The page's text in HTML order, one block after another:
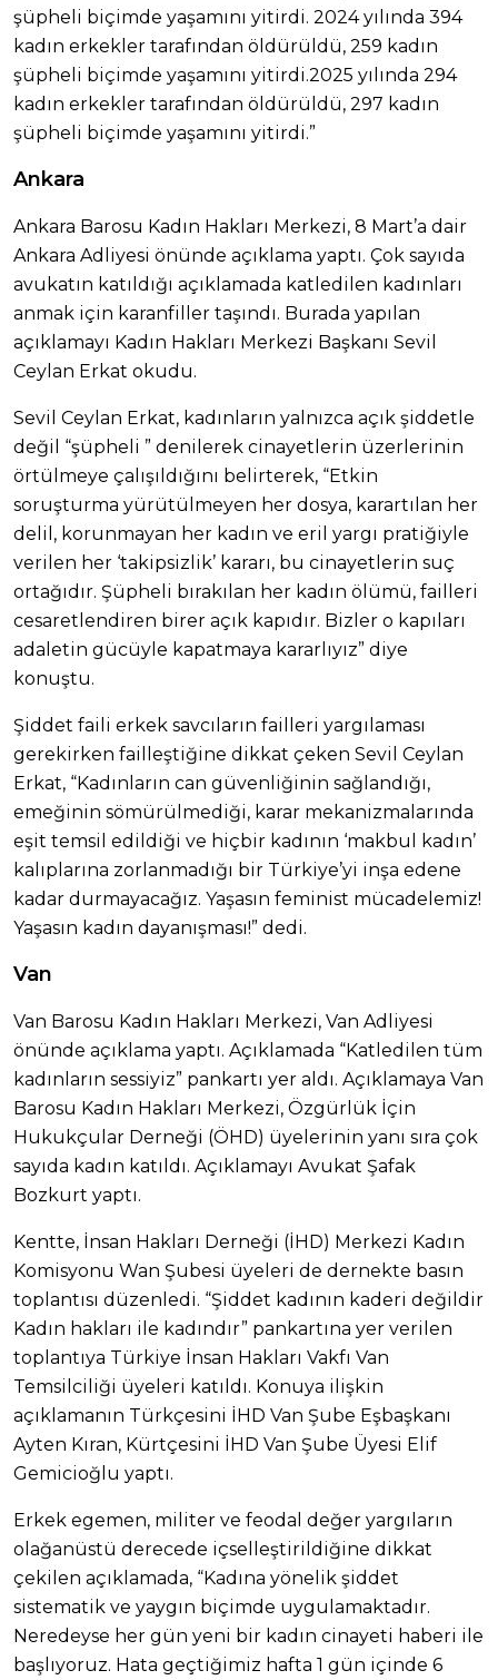
şüpheli biçimde yaşamını yitirdi. 2024 yılında 394
kadın erkekler tarafından öldürüldü, 259 kadın
şüpheli biçimde yaşamını yitirdi.2025 yılında 294
kadın erkekler tarafından öldürüldü, 297 kadın
şüpheli biçimde yaşamını yitirdi.”
Ankara
Ankara Barosu Kadın Hakları Merkezi, 8 Mart’a dair
Ankara Adliyesi önünde açıklama yaptı. Çok sayıda
avukatın katıldığı açıklamada katledilen kadınları
anmak için karanfiller taşındı. Burada yapılan
açıklamayı Kadın Hakları Merkezi Başkanı Sevil
Ceylan Erkat okudu.
Sevil Ceylan Erkat, kadınların yalnızca açık şiddetle
değil “şüpheli ” denilerek cinayetlerin üzerlerinin
örtülmeye çalışıldığını belirterek, “Etkin
soruşturma yürütülmeyen her dosya, karartılan her
delil, korunmayan her kadın ve eril yargı pratiğiyle
verilen her ‘takipsizlik’ kararı, bu cinayetlerin suç
ortağıdır. Şüpheli bırakılan her kadın ölümü, failleri
cesaretlendiren birer açık kapıdır. Bizler o kapıları
adaletin gücüyle kapatmaya kararlıyız” diye
konuştu.
Şiddet faili erkek savcıların failleri yargılaması
gerekirken failleştiğine dikkat çeken Sevil Ceylan
Erkat, “Kadınların can güvenliğinin sağlandığı,
emeğinin sömürülmediği, karar mekanizmalarında
eşit temsil edildiği ve hiçbir kadının ‘makbul kadın’
kalıplarına zorlanmadığı bir Türkiye’yi inşa edene
kadar durmayacağız. Yaşasın feminist mücadelemiz!
Yaşasın kadın dayanışması!” dedi.
Van
Van Barosu Kadın Hakları Merkezi, Van Adliyesi
önünde açıklama yaptı. Açıklamada “Katledilen tüm
kadınların sessiyiz” pankartı yer aldı. Açıklamaya Van
Barosu Kadın Hakları Merkezi, Özgürlük İçin
Hukukçular Derneği (ÖHD) üyelerinin yanı sıra çok
sayıda kadın katıldı. Açıklamayı Avukat Şafak
Bozkurt yaptı.
Kentte, İnsan Hakları Derneği (İHD) Merkezi Kadın
Komisyonu Wan Şubesi üyeleri de dernekte basın
toplantısı düzenledi. “Şiddet kadının kaderi değildir
Kadın hakları ile kadındır” pankartına yer verilen
toplantıya Türkiye İnsan Hakları Vakfı Van
Temsilciliği üyeleri katıldı. Konuya ilişkin
açıklamanın Türkçesini İHD Van Şube Eşbaşkanı
Ayten Kıran, Kürtçesini İHD Van Şube Üyesi Elif
Gemicioğlu yaptı.
Erkek egemen, militer ve feodal değer yargıların
olağanüstü derecede içselleştirildiğine dikkat
çekilen açıklamada, “Kadına yönelik şiddet
sistematik ve yaygın biçimde uygulamaktadır.
Neredeyse her gün yeni bir kadın cinayeti haberi ile
başlıyoruz. Hata geçtiğimiz hafta 1 gün içinde 6